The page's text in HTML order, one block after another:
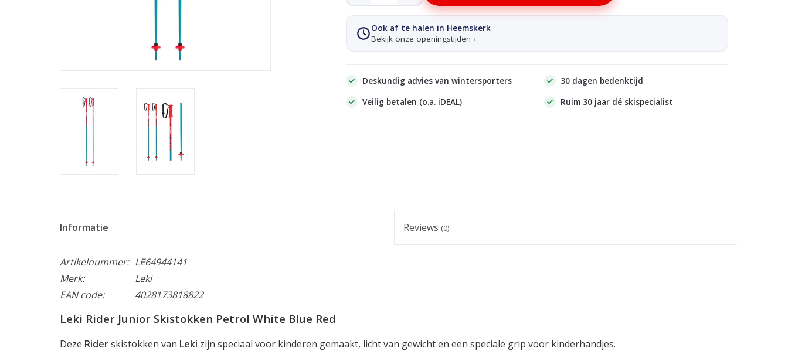
Ook af te halen in Heemskerk
Bekijk onze openingstijden ›
Deskundig advies van wintersporters
30 dagen bedenktijd
Veilig betalen (o.a. iDEAL)
Ruim 30 jaar dé skispecialist
Informatie Reviews (0)
Artikelnummer: LE64944141
Merk:
Leki
EAN code:
4028173818822
Leki Rider Junior Skistokken Petrol White Blue Red
Deze Riderskistokken van Leki zijn speciaal voor kinderen gemaakt, licht van gewicht en een speciale grip voor kinderhandjes.